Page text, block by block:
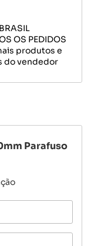
OS PEDIDOS
produtos e
do vendedor
Parafuso